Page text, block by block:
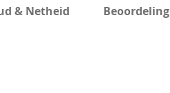
& Netheid Beoordeling